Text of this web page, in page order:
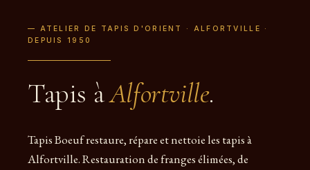
— ATELIER DE TAPIS D'ORIENT · ALFORTVILLE ·
DEPUIS 1950
Tapis àAlfortville.
Tapis Boeuf restaure, répare et nettoie les tapis à
Alfortville. Restauration de franges élimées, de